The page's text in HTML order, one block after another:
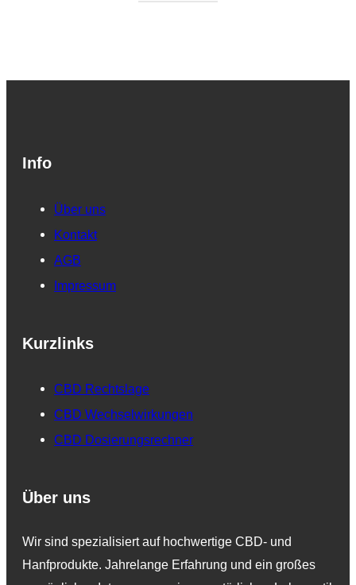
Info
Über uns
Kontakt
AGB
Impressum
Kurzlinks
CBD Rechtslage
CBD Wechselwirkungen
CBD Dosierungsrechner
Über uns
Wir sind spezialisiert auf hochwertige CBD- und
Hanfprodukte. Jahrelange Erfahrung und ein großes